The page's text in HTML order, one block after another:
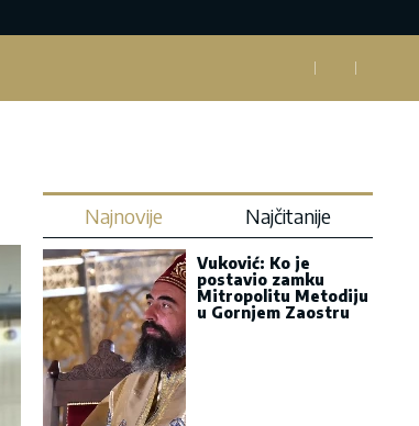
Najnovije Najčitanije
Vuković: Ko je
postavio zamku
Mitropolitu Metodiju
u Gornjem Zaostru